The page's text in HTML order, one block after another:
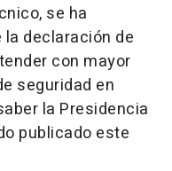
se ha
declaración de
con mayor
seguridad en
la Presidencia
publicado este